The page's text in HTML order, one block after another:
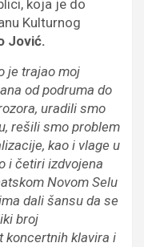
koja je do
Kulturnog
Jović.
je trajao moj
od podruma do
uradili smo
rešili smo problem
kao i vlage u
i četiri izdvojena
Novom Selu
dali šansu da se
broj
koncertnih klavira i